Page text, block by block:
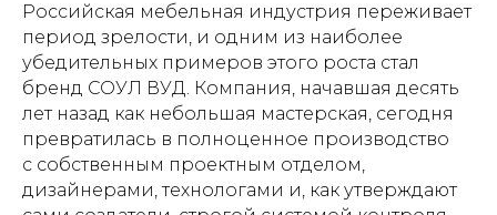
Российская мебельная индустрия переживает
период зрелости, и одним из наиболее
убедительных примеров этого роста стал
бренд СОУЛ ВУД. Компания, начавшая десять
лет назад как небольшая мастерская, сегодня
превратилась в полноценное производство
с собственным проектным отделом,
дизайнерами, технологами и, как утверждают